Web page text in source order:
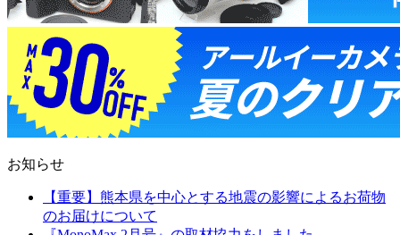
お知らせ
【重要】熊本県を中心とする地震の影響によるお荷物
のお届けについて